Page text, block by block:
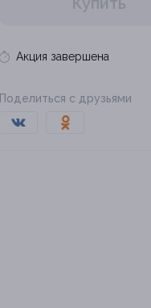
Акция завершена
Поделиться с друзьями